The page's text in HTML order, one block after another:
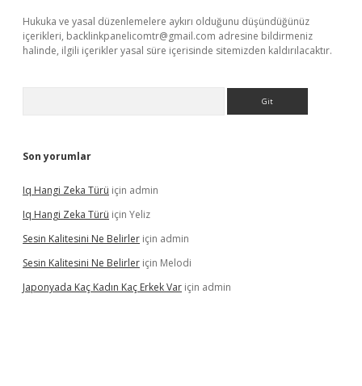
Hukuka ve yasal düzenlemelere aykırı olduğunu düşündüğünüz
içerikleri, backlinkpanelicomtr@gmail.com adresine bildirmeniz
halinde, ilgili içerikler yasal süre içerisinde sitemizden kaldırılacaktır.
Son yorumlar
Iq Hangi Zeka Türü için admin
Iq Hangi Zeka Türü için Yeliz
Sesin Kalitesini Ne Belirler için admin
Sesin Kalitesini Ne Belirler için Melodi
Japonyada Kaç Kadın Kaç Erkek Var için admin